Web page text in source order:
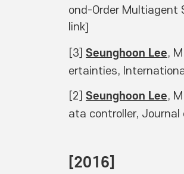
ond-Order Multiagent
link
[3] Seunghoon Lee,
ertainties,
[2] Seunghoon Lee,
ata controller,
[2016]